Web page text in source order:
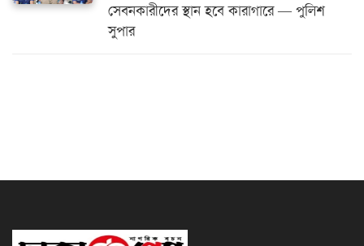
সেবনকারীদের স্থান হবে কারাগারে — পুলিশ
সুপার